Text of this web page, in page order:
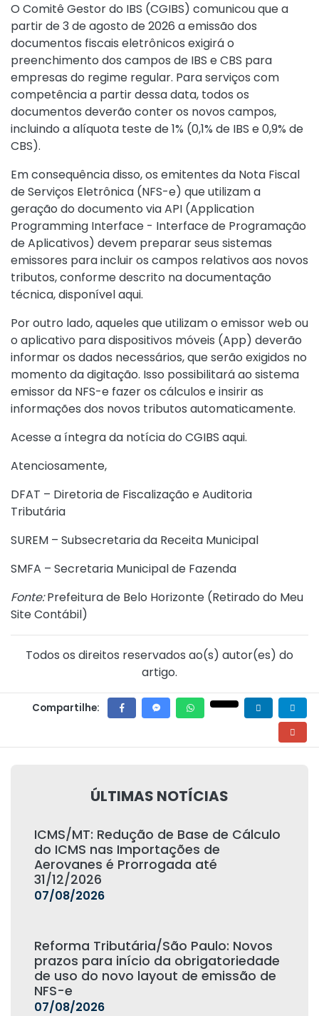
O Comitê Gestor do IBS (CGIBS) comunicou que a
partir de 3 de agosto de 2026 a emissão dos
documentos fiscais eletrônicos exigirá o
preenchimento dos campos de IBS e CBS para
empresas do regime regular. Para serviços com
competência a partir dessa data, todos os
documentos deverão conter os novos campos,
incluindo a alíquota teste de 1% (0,1% de IBS e 0,9% de
CBS).
Em consequência disso, os emitentes da Nota Fiscal
de Serviços Eletrônica (NFS-e) que utilizam a
geração do documento via API (Application
Programming Interface - Interface de Programação
de Aplicativos) devem preparar seus sistemas
emissores para incluir os campos relativos aos novos
tributos, conforme descrito na documentação
técnica, disponível aqui.
Por outro lado, aqueles que utilizam o emissor web ou
o aplicativo para dispositivos móveis (App) deverão
informar os dados necessários, que serão exigidos no
momento da digitação. Isso possibilitará ao sistema
emissor da NFS-e fazer os cálculos e insirir as
informações dos novos tributos automaticamente.
Acesse a íntegra da notícia do CGIBS aqui.
Atenciosamente,
DFAT – Diretoria de Fiscalização e Auditoria
Tributária
SUREM – Subsecretaria da Receita Municipal
SMFA – Secretaria Municipal de Fazenda
Fonte:Prefeitura de Belo Horizonte (Retirado do Meu
Site Contábil)
Todos os direitos reservados ao(s) autor(es) do
artigo.
Compartilhe:
ÚLTIMAS NOTÍCIAS
ICMS/MT: Redução de Base de Cálculo
do ICMS nas Importações de
Aerovanes é Prorrogada até
31/12/2026
07/08/2026
Reforma Tributária/São Paulo: Novos
prazos para início da obrigatoriedade
de uso do novo layout de emissão de
NFS-e
07/08/2026